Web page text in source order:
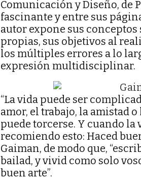
Comunicación y Diseño, de
fascinante y entre sus
autor expone sus
propias, sus objetivos al
los múltiples errores a lo
expresión multidisciplinar.
“La vida puede ser
amor, el trabajo, la amistad
puede torcerse. Y cuando la
recomiendo esto: Haced
Gaiman, de modo que,
bailad, y vivid como solo
buen arte”.